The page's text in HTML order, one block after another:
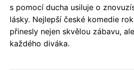
s pomocí ducha usiluje o
lásky. Nejlepší české komedie
přinesly nejen skvělou zábavu,
každého diváka.